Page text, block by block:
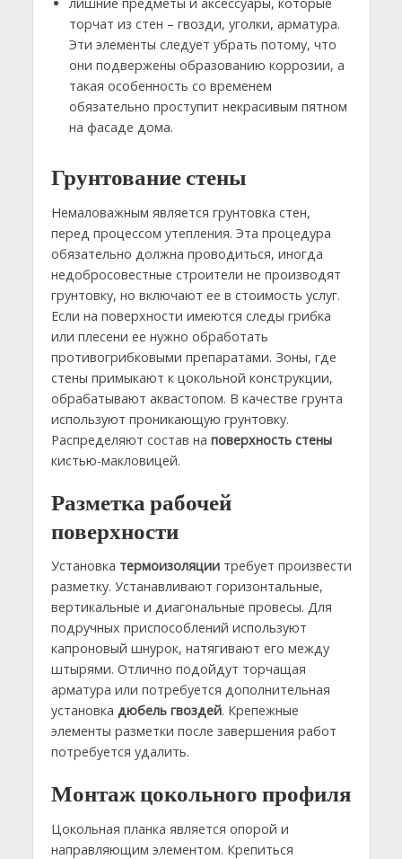
торчат из стен – гвозди, уголки, арматура.
Эти элементы следует убрать потому, что
они подвержены образованию коррозии, а
такая особенность со временем
обязательно проступит некрасивым пятном
на фасаде дома.
Грунтование стены
Немаловажным является грунтовка стен,
перед процессом утепления. Эта процедура
обязательно должна проводиться, иногда
недобросовестные строители не производят
грунтовку, но включают ее в стоимость услуг.
Если на поверхности имеются следы грибка
или плесени ее нужно обработать
противогрибковыми препаратами. Зоны, где
стены примыкают к цокольной конструкции,
обрабатывают аквастопом. В качестве грунта
используют проникающую грунтовку.
Распределяют состав на поверхность стены
кистью-макловицей.
Разметка рабочей
поверхности
Установка термоизоляциитребует произвести
разметку. Устанавливают горизонтальные,
вертикальные и диагональные провесы. Для
подручных приспособлений используют
капроновый шнурок, натягивают его между
штырями. Отлично подойдут торчащая
арматура или потребуется дополнительная
установка дюбель гвоздей. Крепежные
элементы разметки после завершения работ
потребуется удалить.
Монтаж цокольного профиля
Цокольная планка является опорой и
направляющим элементом. Крепиться